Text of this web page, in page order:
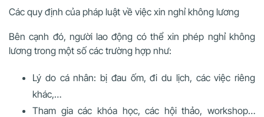
Các quy định của pháp luật về việc xin nghỉ không lương
Bên cạnh đó, người lao động có thể xin phép nghỉ không
lương trong một số các trường hợp như:
Lý do cá nhân: bị đau ốm, đi du lịch, các việc riêng
khác,…
Tham gia các khóa học, các hội thảo, workshop…